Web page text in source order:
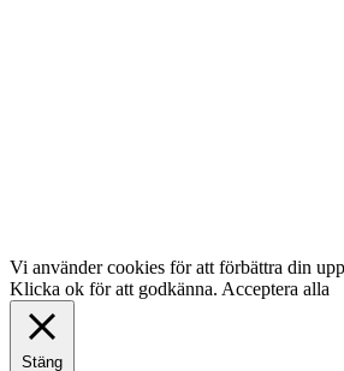
Vi använder cookies för att förbättra din
Klicka ok för att godkänna. Acceptera alla
Stäng